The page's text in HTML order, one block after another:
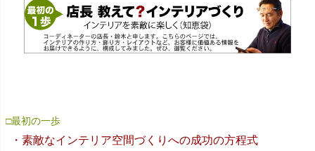
□最初の一歩
・素敵なインテリア空間づくりへの成功の方程式